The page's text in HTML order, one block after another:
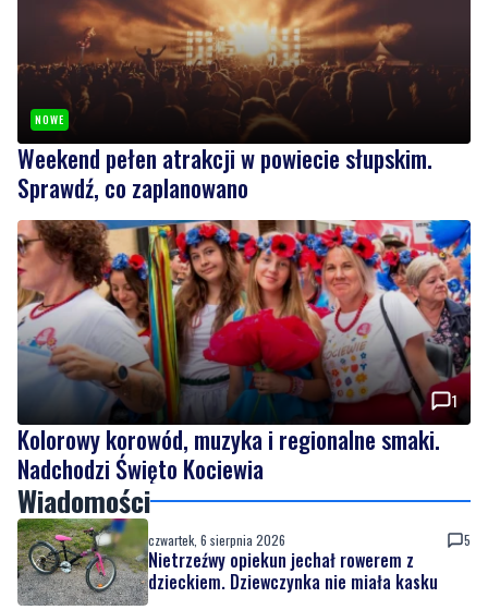
NOWE
Weekend pełen atrakcji w powiecie słupskim.
Sprawdź, co zaplanowano
1
Kolorowy korowód, muzyka i regionalne smaki.
Nadchodzi Święto Kociewia
Wiadomości
czwartek, 6 sierpnia 2026 5
Nietrzeźwy opiekun jechał rowerem z
dzieckiem. Dziewczynka nie miała kasku